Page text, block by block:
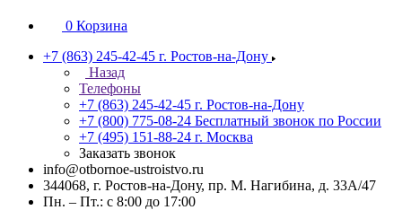
0 Корзина
+7 (863) 245-42-45 г. Ростов-на-Дону
Назад
Телефоны
+7 (863) 245-42-45 г. Ростов-на-Дону
+7 (800) 775-08-24 Бесплатный звонок по России
+7 (495) 151-88-24 г. Москва
Заказать звонок
info@otbornoe-ustroistvo.ru
344068, г. Ростов-на-Дону, пр. М. Нагибина, д. 33А/47
Пн. – Пт.: с 8:00 до 17:00